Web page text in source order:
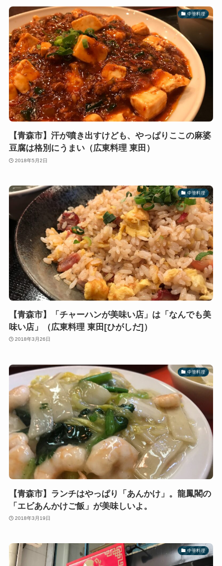
中華料理
【青森市】汗が噴き出すけども、やっぱりここの麻婆
豆腐は格別にうまい（広東料理 東田）
2018年5月2日
中華料理
【青森市】「チャーハンが美味い店」は「なんでも美
味い店」（広東料理 東田[ひがしだ]）
2018年3月26日
中華料理
【青森市】ランチはやっぱり「あんかけ」。龍鳳閣の
「エビあんかけご飯」が美味しいよ。
2018年3月19日
中華料理